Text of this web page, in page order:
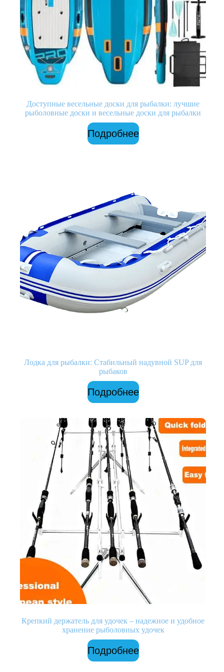
Доступные весельные доски для рыбалки: лучшие
рыболовные доски и весельные доски для рыбалки
Подробнее
Лодка для рыбалки: Стабильный надувной SUP для
рыбаков
Подробнее
Крепкий держатель для удочек – надежное и удобное
хранение рыболовных удочек
Подробнее